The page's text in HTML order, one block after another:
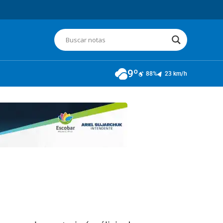
9º 88% 23 km/h